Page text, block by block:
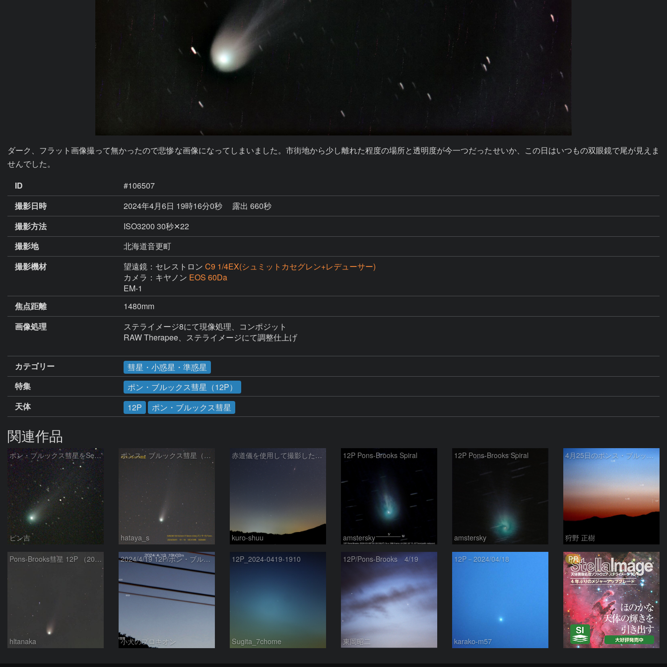
ダーク、フラット画像撮って無かったので悲惨な画像になってしまいました。市街地から少し離れた程度の場所と透明度が今一つだったせいか、この日はいつもの双眼鏡で尾が見えま
せんでした。
ID
#106507
撮影日時
2024年4月6日 19時16分0秒
露出 660秒
撮影方法
ISO3200 30秒✕22
撮影地
北海道音更町
撮影機材
望遠鏡：セレストロン C9 1/4EX(シュミットカセグレン+レデューサー)
カメラ：キヤノン EOS 60Da
EM-1
焦点距離
1480mm
画像処理
ステライメージ8にて現像処理、コンポジット
RAW Therapee、ステライメージにて調整仕上げ
カテゴリー
彗星・小惑星・準惑星
特集
ポン・ブルックス彗星（12P）
天体
12P ポン・ブルックス彗星
関連作品
ポン・ブルックス彗星をSeeStar S50で撮影画像を再処理
ピン吉
ポンス・ブルックス彗星（12P/Pons-Brooks）2024/04/01
hataya_s
赤道儀を使用して撮影した画像のSequatorによるコンポジット結果
kuro-shuu
12P Pons-Brooks Spiral
amstersky
12P Pons-Brooks Spiral
amstersky
4月25日のポンス・ブルックス彗星(12P)
狩野 正樹
Pons-Brooks彗星 12P （2024/04/08） 米国テキサス州
hltanaka
2024/4/19 12P/ポン・ブルックス彗星・木星・天王星
小犬のプロキオン
12P_2024-0419-1910
Sugita_7chome
12P/Pons-Brooks 4/19
東岡昭二
12P－2024/04/18
karako-m57
PR